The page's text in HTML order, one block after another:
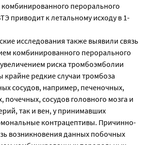
перорального
приводит к летальному исходу в 1-
исследования также выявили связь
комбинированного перорального
риска тромбоэмболии
крайне редкие случаи тромбоза
сосудов, например, печеночных,
почечных, сосудов головного мозга и
так и вен, у принимавших
контрацептивы. Причинно-
возникновения данных побочных